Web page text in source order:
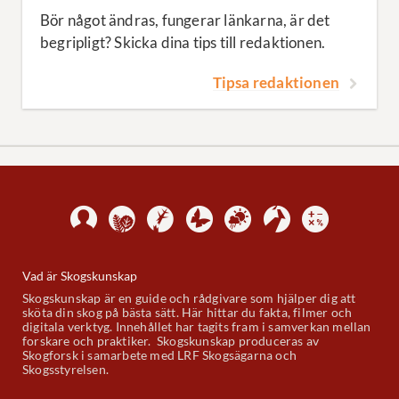
Bör något ändras, fungerar länkarna, är det
begripligt? Skicka dina tips till redaktionen.
Tipsa redaktionen
Vad är Skogskunskap
Skogskunskap är en guide och rådgivare som hjälper dig att
sköta din skog på bästa sätt. Här hittar du fakta, filmer och
digitala verktyg. Innehållet har tagits fram i samverkan mellan
forskare och praktiker. Skogskunskap produceras av
Skogforsk i samarbete med LRF Skogsägarna och
Skogsstyrelsen.